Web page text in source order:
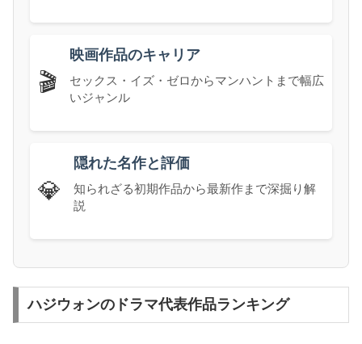
🎬
映画作品のキャリア
セックス・イズ・ゼロからマンハントまで幅広
いジャンル
💎
隠れた名作と評価
知られざる初期作品から最新作まで深掘り解
説
ハジウォンのドラマ代表作品ランキング